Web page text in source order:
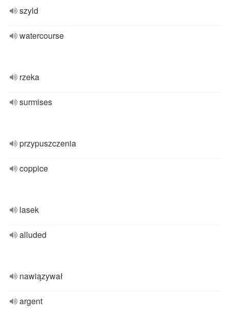
szyld
watercourse
rzeka
surmises
przypuszczenia
coppice
lasek
alluded
nawiązywał
argent